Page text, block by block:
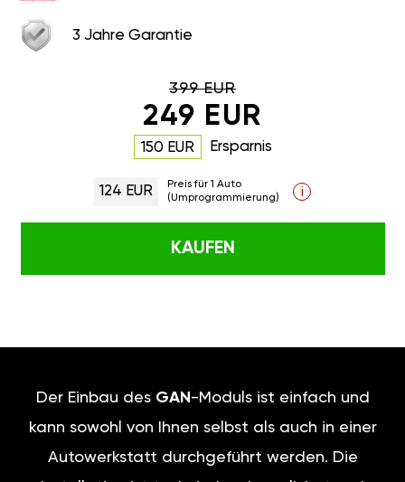
3 Jahre Garantie
399 EUR
249 EUR
150 EUR Ersparnis
124 EUR
Preis für 1 Auto
(Umprogrammierung)
i
KAUFEN
Der Einbau des GAN -Moduls ist einfach und
kann sowohl von Ihnen selbst als auch in einer
Autowerkstatt durchgeführt werden. Die